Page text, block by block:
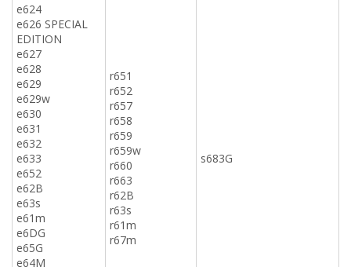
e624
e626 SPECIAL
EDITION
e627
e628
e629
e629w
e630
e631
e632
e633
e652
e62B
e63s
е61m
e6DG
e65G
е64M
r651
r652
r657
r658
r659
r659w
r660
r663
r62B
r63s
r61m
r67m
s683G